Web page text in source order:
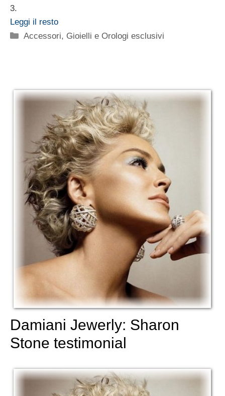
3.
Leggi il resto
Categorie
Accessori, Gioielli e Orologi esclusivi
Damiani Jewerly: Sharon
Stone testimonial